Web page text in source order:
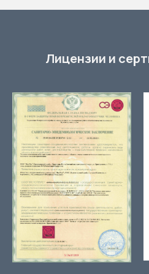
Лицензии и